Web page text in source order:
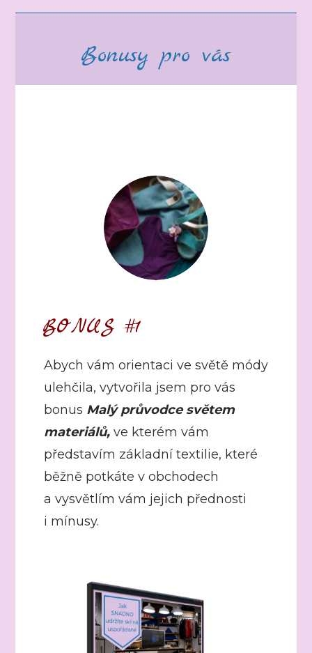
Bonusy pro vás
BONUS #1
Abych vám orientaci ve světě módy
ulehčila, vytvořila jsem pro vás
bonus Malý průvodce světem
materiálů, ve kterém vám
představím základní textilie, které
běžně potkáte v obchodech
a vysvětlím vám jejich přednosti
i mínusy.